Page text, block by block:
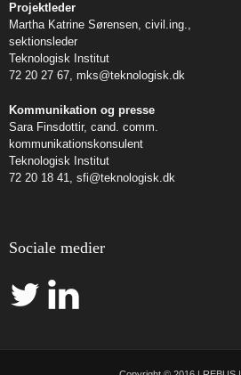
Projektleder
Martha Katrine Sørensen, civil.ing.,
sektionsleder
Teknologisk Institut
72 20 27 67, mks@teknologisk.dk
Kommunikation og presse
Sara Finsdottir, cand. comm.
kommunikationskonsulent
Teknologisk Institut
72 20 18 41, sfi@teknologisk.dk
Sociale medier